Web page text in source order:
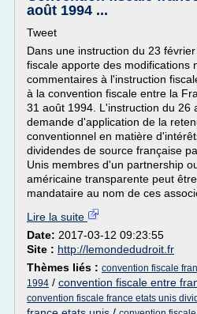
août 1994 ...
Tweet
Dans une instruction du 23
fiscale apporte des modifications
commentaires à l'instruction
à la convention fiscale entre la
31 août 1994. L'instruction du 26
demande d'application de la
conventionnel en matière
dividendes de source française
Unis membres d'un partnership
américaine transparente peut
mandataire au nom de ces
Lire la suite
Date: 2017-03-12 09:23:55
Site : http://lemondedudroit.fr
Thèmes liés : convention fiscale
1994 / convention fiscale entre
convention fiscale france etats unis